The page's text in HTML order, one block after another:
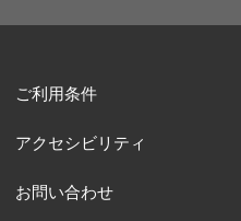
ご利用条件
アクセシビリティ
お問い合わせ